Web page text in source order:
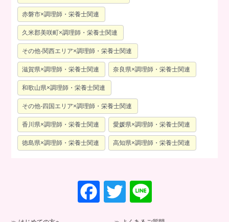
赤磐市×調理師・栄養士関連
久米郡美咲町×調理師・栄養士関連
その他-関西エリア×調理師・栄養士関連
滋賀県×調理師・栄養士関連 奈良県×調理師・栄養士関連
和歌山県×調理師・栄養士関連
その他-四国エリア×調理師・栄養士関連
香川県×調理師・栄養士関連 愛媛県×調理師・栄養士関連
徳島県×調理師・栄養士関連 高知県×調理師・栄養士関連
F
a
T
wi